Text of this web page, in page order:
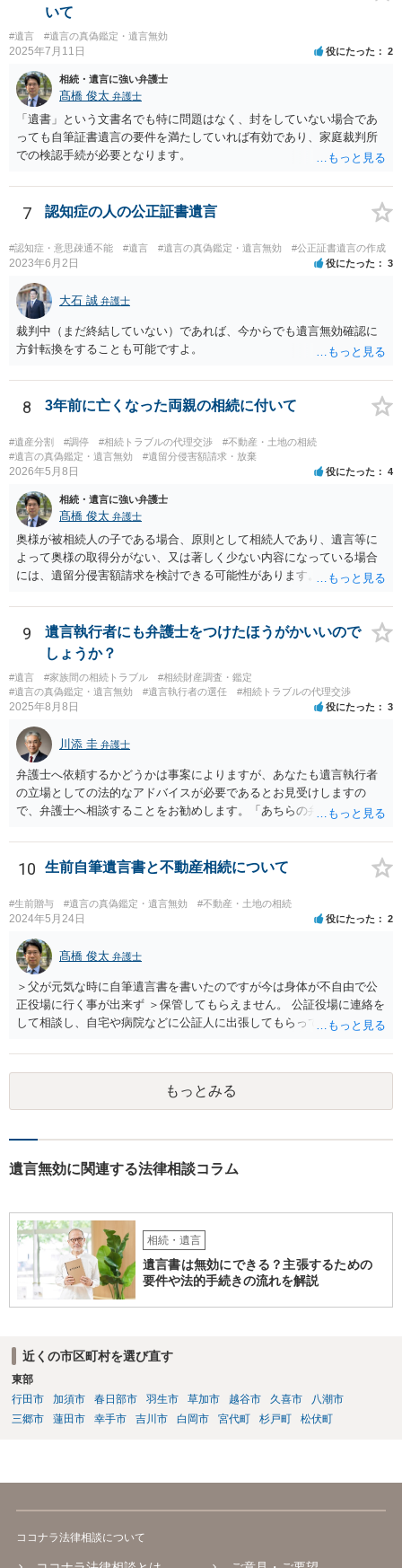
いて
#遺言 #遺言の真偽鑑定・遺言無効
2025年7月11日 役にたった 2
相続・遺言に強い弁護士
髙橋 俊太 弁護士
「遺書」という文書名でも特に問題はなく、封をしていない場合であ
っても自筆証書遺言の要件を満たしていれば有効であり、家庭裁判所
での検認手続が必要となります。
7 認知症の人の公正証書遺言
#認知症・意思疎通不能 #遺言 #遺言の真偽鑑定・遺言無効 #公正証書遺言の作成
2023年6月2日 役にたった 3
大石 誠 弁護士
裁判中（まだ終結していない）であれば、今からでも遺言無効確認に
方針転換をすることも可能ですよ。
8 3年前に亡くなった両親の相続に付いて
#遺産分割 #調停 #相続トラブルの代理交渉
#不動産・土地の相続
#遺言の真偽鑑定・遺言無効
#遺留分侵害額請求・放棄
2026年5月8日 役にたった 4
相続・遺言に強い弁護士
髙橋 俊太 弁護士
奥様が被相続人の子である場合、原則として相続人であり、遺言等に
よって奥様の取得分がない、又は著しく少ない内容になっている場合
には、遺留分侵害額請求を検討できる可能性があります。ただし、
記の義務化に関する説明と混同されている可能性があります。相続登
記については、不動産を相続で取得したことを知った日から３年以内
に申請する義務があります。一方、遺留分侵害額請求は、相続開始お
よび遺留分を侵害する贈与・遺贈があったことを知った時から１年で
時効にかかります。また、相続開始から１０年が経過すると、認識の
有無にかかわらず行使できなくなります。 奥様がご両親の死亡を最近
効がいつから進むかは慎重に検討する必要があります。ただし、死亡
から３年が経過しているとのことですので、早急に戸籍、遺言の有
無、不動産登記、遺産分割協議書の有無を確認した方がよいでしょ
う。特に、お姉様側だけで不動産名義を変更している場合、遺言があ
ったのか、遺産分割協議書が作成されているのか、奥様の署名押印が
以前に、法定相続分や遺産分割未了の問題として整理すべき場合もあ
ります。 奥様において戸籍謄本、不動産登記簿、固定資産評価証明
書、遺言書の有無等を確認し、弁護士に個別に相談した方がよいと思
われます。
9
遺言執行者にも弁護士をつけたほうがかいいので
しょうか？
#遺言 #家族間の相続トラブル
#相続財産調査・鑑定
#遺言の真偽鑑定・遺言無効
#遺言執行者の選任 #相続トラブルの代理交渉
2025年8月8日 役にたった 3
川添 圭 弁護士
弁護士へ依頼するかどうかは事案によりますが、あなたも遺言執行者
の立場としての法的なアドバイスが必要であるとお見受けしますの
で、弁護士へ相談することをお勧めします。「あちらの弁護士」（元
誘導しかしてこないと思います。
10 生前自筆遺言書と不動産相続について
#生前贈与 #遺言の真偽鑑定・遺言無効 #不動産・土地の相続
2024年5月24日 役にたった 2
髙橋 俊太 弁護士
＞父が元気な時に自筆遺言書を書いたのですが今は身体が不自由で公
正役場に行く事が出来ず ＞保管してもらえません。 公証役場に連絡を
して相談し、自宅や病院などに公証人に出張してもらって公正証書を
うことも可能です。 ＞不動産名義を父から母に名義変更しておいた方
がいいのではと考えていますがどう思いますか？ 詳細が不明であり何
とも言えないのですが、遺言内容との関わりもあると思いますので、
弁護士に事情等を説明して個別に相談した方がよいように思います。
もっとみる
遺言無効に関連する法律相談コラム
相続・遺言
遺言書は無効にできる？主張するための
要件や法的手続きの流れを解説
近くの市区町村を選び直す
東部
行田市
加須市 春日部市 羽生市 草加市 越谷市 久喜市
八潮市
三郷市
蓮田市 幸手市 吉川市 白岡市 宮代町 杉戸町 松伏町
ココナラ法律相談について